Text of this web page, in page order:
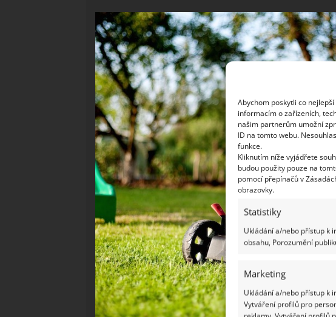
Abychom poskytli co
informacím o zařízeních,
našim partnerům umožní
ID na tomto webu.
funkce.
Kliknutím níže vyjádřete
budou použity pouze na
pomocí přepínačů v
obrazovky.
Statistiky
Ukládání a/nebo přístup k
obsahu, Porozumění
Marketing
Ukládání a/nebo přístup k
Vytváření profilů pro